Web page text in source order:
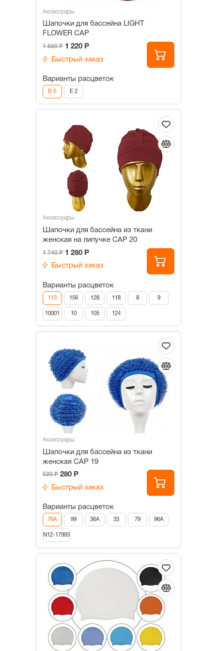
Аксессуары
Шапочки для бассейна LIGHT
FLOWER CAP
1 680 Р 1 220 Р
Быстрый заказ
Варианты расцветок
B 0 E 2
Аксессуары
Шапочки для бассейна из ткани
женская на липучке САР 20
1 740 Р 1 280 Р
Быстрый заказ
Варианты расцветок
113 156 128 118 8 9
10001 10 105 124
Аксессуары
Шапочки для бассейна из ткани
женская САР 19
520 Р 280 Р
Быстрый заказ
Варианты расцветок
76А 99 36А 33 79 96А
N12-17993